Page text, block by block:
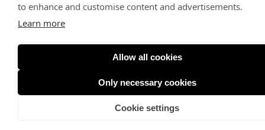
to enhance and customise content and advertisements.
Learn more
Allow all cookies
Only necessary cookies
Cookie settings